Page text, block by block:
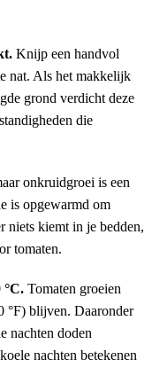
Knijp een handvol
nat. Als het makkelijk
grond verdicht deze
die
onkruidgroei is een
is opgewarmd om
niets kiemt in je bedden,
tomaten.
°C. Tomaten groeien
°F) blijven. Daaronder
nachten doden
nachten betekenen